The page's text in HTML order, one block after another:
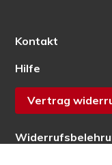
Kontakt
Hilfe
Vertrag